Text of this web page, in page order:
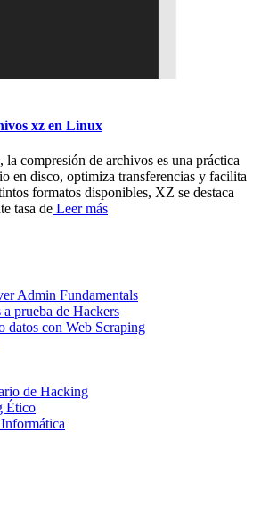
xz en Linux
compresión de archivos es una práctica
en disco, optimiza transferencias y facilita
formatos disponibles, XZ se destaca
tasa de Leer más
Admin Fundamentals
a prueba de Hackers
datos con Web Scraping
de Hacking
Ético